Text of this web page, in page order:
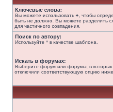
Ключевые слова:
Вы можете использовать + , чтобы
быть не должно. Вы можете разделить
для частичного совпадения.
Поиск по автору:
Используйте * в качестве шаблона.
Искать в форумах:
Выберите форум или форумы, в которых
отключили соответствующую опцию ниже.